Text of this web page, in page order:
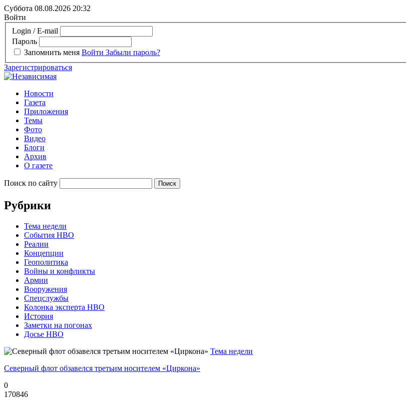
Суббота 08.08.2026 20:32
Войти
Login / E-mail
Пароль
Запомнить меня Войти Забыли пароль?
Зарегистрироваться
Новости
Газета
Приложения
Темы
Фото
Видео
Блоги
Архив
О газете
Поиск по сайту
Рубрики
Тема недели
События НВО
Реалии
Концепции
Геополитика
Войны и конфликты
Армии
Вооружения
Спецслужбы
Колонка эксперта НВО
История
Заметки на погонах
Досье НВО
Тема недели
Северный флот обзавелся третьим носителем «Циркона»
0
170846